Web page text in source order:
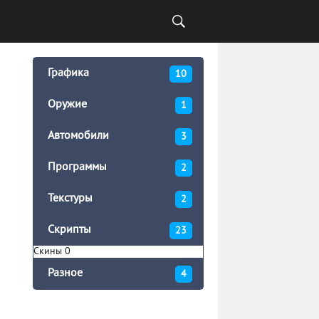
Графика 10
Оружие 1
Автомобили 3
Программы 2
Текстуры 2
Скрипты
23
Скины 0
Разное 4